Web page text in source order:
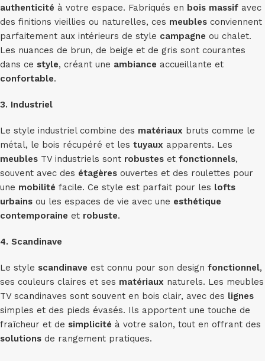
authenticité à votre espace. Fabriqués en bois massif avec
des finitions vieillies ou naturelles, ces meubles conviennent
parfaitement aux intérieurs de style campagne ou chalet.
Les nuances de brun, de beige et de gris sont courantes
dans ce style, créant une ambiance accueillante et
confortable.
3. Industriel
Le style industriel combine des matériaux bruts comme le
métal, le bois récupéré et les tuyaux apparents. Les
meubles TV industriels sont robustes et fonctionnels,
souvent avec des étagères ouvertes et des roulettes pour
une mobilité facile. Ce style est parfait pour les lofts
urbains ou les espaces de vie avec une esthétique
contemporaine et robuste.
4. Scandinave
Le style scandinave est connu pour son design fonctionnel,
ses couleurs claires et ses matériaux naturels. Les meubles
TV scandinaves sont souvent en bois clair, avec des lignes
simples et des pieds évasés. Ils apportent une touche de
fraîcheur et de simplicité à votre salon, tout en offrant des
solutions de rangement pratiques.